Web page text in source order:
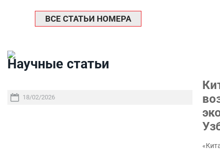
ВСЕ СТАТЬИ НОМЕРА
Научные статьи
18/02/2026